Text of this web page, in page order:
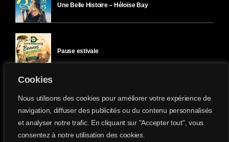
Cookies
Nous utilisons des cookies pour améliorer votre expérience de
navigation, diffuser des publicités ou du contenu personnalisés
et analyser notre trafic. En cliquant sur "Accepter tout", vous
consentez à notre utilisation des cookies.
Une Belle Histoire – Héloïse Bay
Pause estivale
Ici l’Ombre – mardi 28 juillet